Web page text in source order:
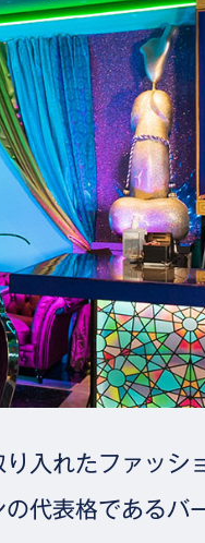
入れたファッシ
代表格であるバ